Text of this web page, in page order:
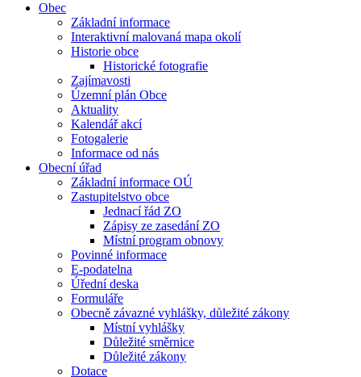
Obec
Základní informace
Interaktivní malovaná mapa okolí
Historie obce
Historické fotografie
Zajímavosti
Územní plán Obce
Aktuality
Kalendář akcí
Fotogalerie
Informace od nás
Obecní úřad
Základní informace OÚ
Zastupitelstvo obce
Jednací řád ZO
Zápisy ze zasedání ZO
Místní program obnovy
Povinné informace
E-podatelna
Úřední deska
Formuláře
Obecně závazné vyhlášky, důležité zákony
Místní vyhlášky
Důležité směrnice
Důležité zákony
Dotace